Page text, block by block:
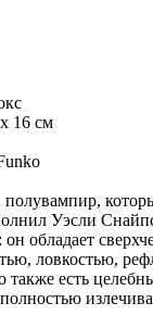
16 см
Уэсли
обладает
ловкостью,
также есть